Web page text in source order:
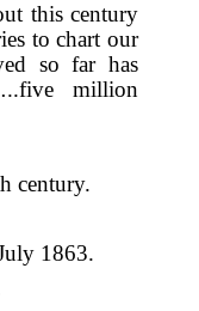
this century
to chart our
so far has
million
century.
1863.